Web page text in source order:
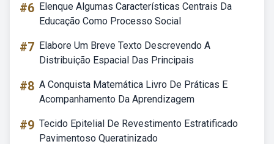
#6 Elenque Algumas Características Centrais Da
Educação Como Processo Social
#7 Elabore Um Breve Texto Descrevendo A
Distribuição Espacial Das Principais
#8 A Conquista Matemática Livro De Práticas E
Acompanhamento Da Aprendizagem
#9 Tecido Epitelial De Revestimento Estratificado
Pavimentoso Queratinizado